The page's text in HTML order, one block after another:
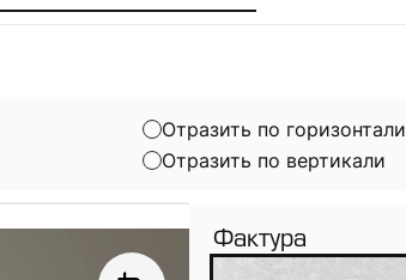
Отразить по горизонтали
Отразить по вертикали
Фактура